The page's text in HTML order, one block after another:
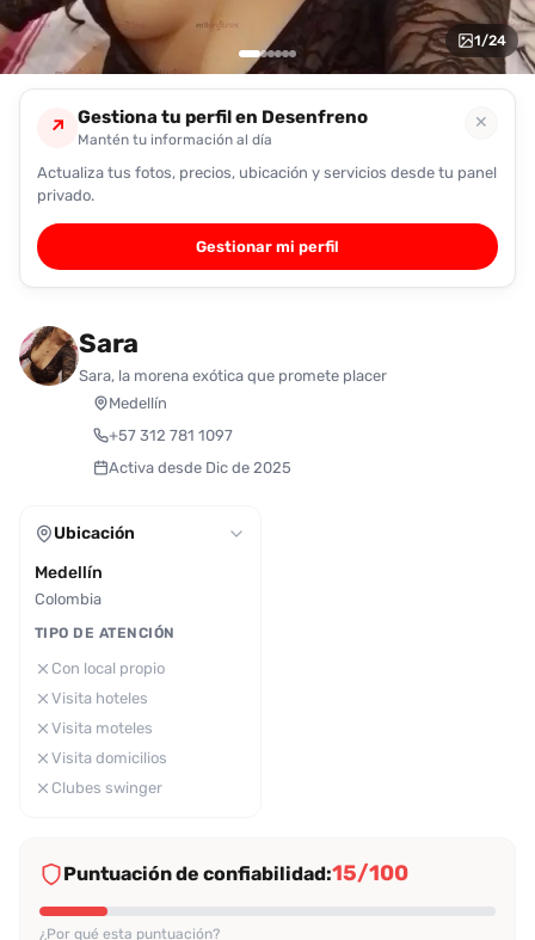
1/24
↗ Gestiona tu perfil en Desenfreno
Mantén tu información al día
✕
Actualiza tus fotos, precios, ubicación y servicios desde tu panel
privado.
Gestionar mi perfil
Sara
Sara, la morena exótica que promete placer
Medellín
+57 312 781 1097
Activa desde Dic de 2025
Ubicación
Medellín
Colombia
TIPO DE ATENCIÓN
Con local propio
Visita hoteles
Visita moteles
Visita domicilios
Clubes swinger
Puntuación de confiabilidad:15/100
¿Por qué esta puntuación?